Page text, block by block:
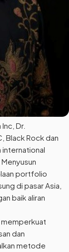
Dr.
Black Rock dan
international
portfolio
di pasar Asia,
baik aliran
memperkuat
dan
metode